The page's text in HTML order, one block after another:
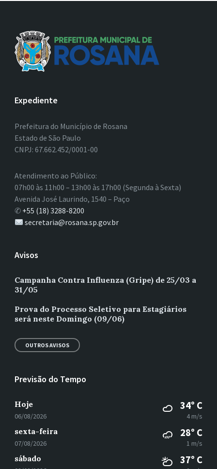
Expediente
Prefeitura do Município de Rosana
Estado de São Paulo
CNPJ: 67.662.452/0001-00
Atendimento ao Público:
07h00 às 11h00 – 13h00 às 17h00 (Segunda à Sexta)
Avenida José Laurindo, 1540 – Paço
✆ +55 (18) 3288-8200
secretaria@rosana.sp.gov.br
Avisos
Campanha Contra Influenza (Gripe) de 25/03 a
31/05
Prova do Processo Seletivo para Estagiários
será neste Domingo (09/06)
OUTROS AVISOS
Previsão do Tempo
Hoje
06/08/2026
34° C
4 m/s
sexta-feira
07/08/2026
28° C
1 m/s
sábado 37° C